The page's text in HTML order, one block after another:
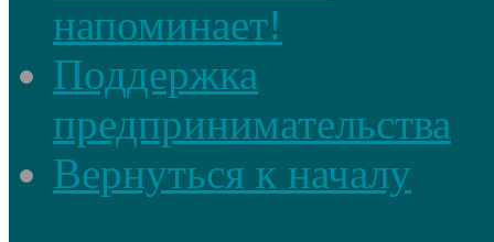
напоминает!
Поддержка
предпринимательства
Вернуться к началу